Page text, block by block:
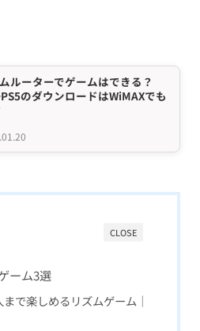
ルーターでゲームはできる？
のダウンロードはWiMAXでも
CLOSE
ーム3選
で楽しめるリズムゲーム｜